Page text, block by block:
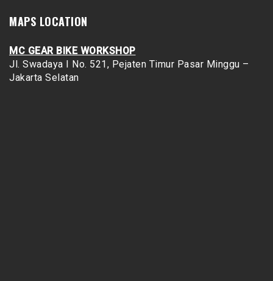
MAPS LOCATION
MC GEAR BIKE WORKSHOP
Jl. Swadaya I No. 521, Pejaten Timur Pasar Minggu –
Jakarta Selatan